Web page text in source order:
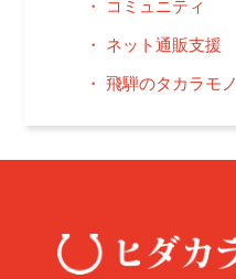
コミュニティ
ネット通販支援
飛騨のタカラモノ